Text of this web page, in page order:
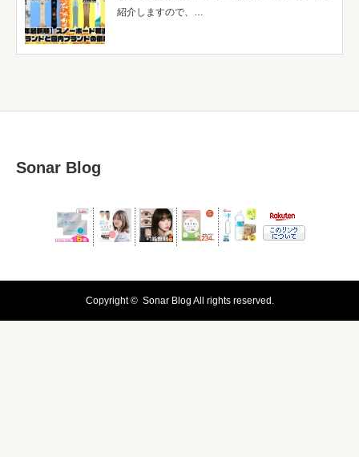
紹介しますので、…
Sonar Blog
Copyright © Sonar Blog All rights reserved.